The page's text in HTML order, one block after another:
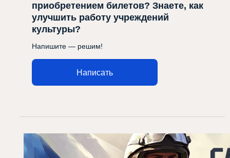
приобретением билетов? Знаете, как
улучшить работу учреждений
культуры?
Напишите — решим!
Написать